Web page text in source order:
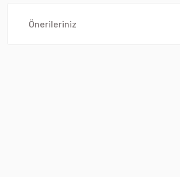
Önerileriniz